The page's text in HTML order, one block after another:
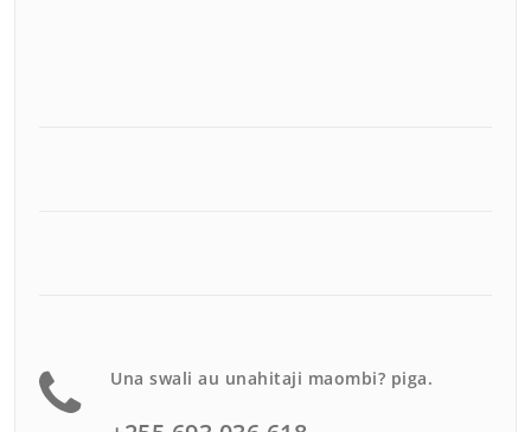
Una swali au unahitaji maombi? piga.